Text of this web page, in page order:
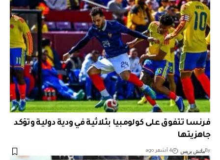
فرنسا تتفوق على كولومبيا بثلاثية في ودية دولية وتؤكد
جاهزيتها
Byماتش بريس 4 أشهر ago